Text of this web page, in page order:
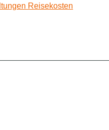
Reisekosten